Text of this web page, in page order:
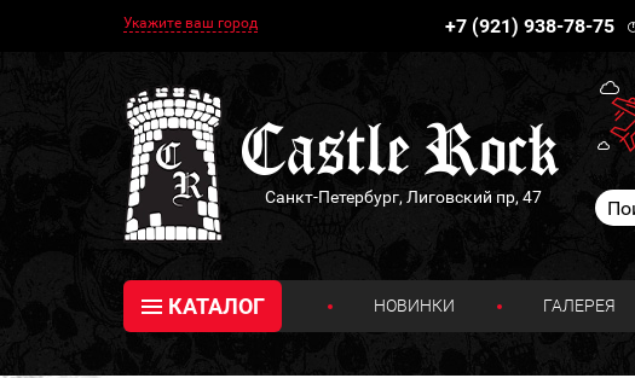
Укажите ваш город +7 (921) 938-78-75
Санкт-Петербург, Лиговский пр, 47
КАТАЛОГ НОВИНКИ ГАЛЕРЕЯ